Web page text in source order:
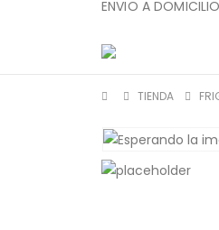
ENVIO A
TIENDA